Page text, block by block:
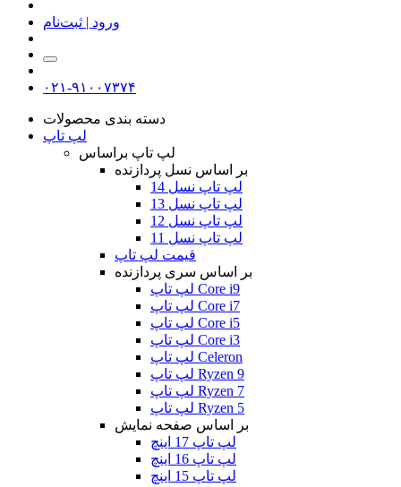
ورود | ثبت‌نام
۰۲۱-۹۱۰۰۷۳۷۴
دسته بندی محصولات
لپ تاپ
لپ تاپ براساس
بر اساس نسل پردازنده
لپ تاپ نسل 14
لپ تاپ نسل 13
لپ تاپ نسل 12
لپ تاپ نسل 11
قیمت لپ تاپ
بر اساس سری پردازنده
لپ تاپ Core i9
لپ تاپ Core i7
لپ تاپ Core i5
لپ تاپ Core i3
لپ تاپ Celeron
لپ تاپ Ryzen 9
لپ تاپ Ryzen 7
لپ تاپ Ryzen 5
بر اساس صفحه نمایش
لپ تاپ 17 اینچ
لپ تاپ 16 اینچ
لپ تاپ 15 اینچ